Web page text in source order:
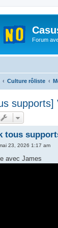
Forum
Culture rôliste
tous
23, 2026 1:17 am
avec James